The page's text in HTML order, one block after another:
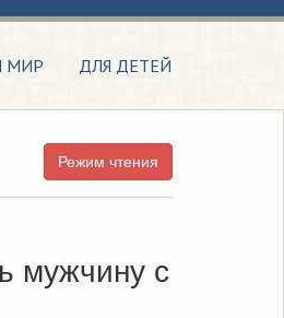
МИР ДЛЯ ДЕТЕЙ
Режим чтения
мужчину с